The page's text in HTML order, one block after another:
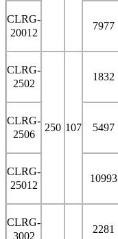
CLRG-
20012
7977
CLRG-
2502
250 107
1832
CLRG-
2506
5497
CLRG-
25012
10993
CLRG-
3002
2281